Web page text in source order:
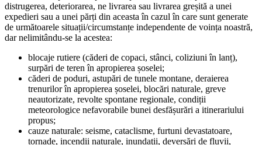
distrugerea, deteriorarea, ne livrarea sau livrarea greșită a unei
expedieri sau a unei părți din aceasta în cazul în care sunt generate
de următoarele situații/circumstanțe independente de voința noastră,
dar nelimitându-se la acestea:
blocaje rutiere (căderi de copaci, stânci, coliziuni în lanț),
surpări de teren în apropierea șoselei;
căderi de poduri, astupări de tunele montane, deraierea
trenurilor în apropierea șoselei, blocări naturale, greve
neautorizate, revolte spontane regionale, condiții
meteorologice nefavorabile bunei desfășurări a itinerariului
propus;
cauze naturale: seisme, cataclisme, furtuni devastatoare,
tornade, incendii naturale, inundații, deversări de fluvii,